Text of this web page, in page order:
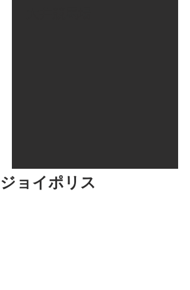
ジョイポリス